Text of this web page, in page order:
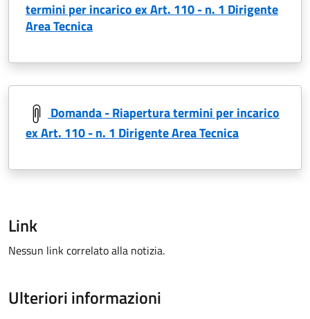
termini per incarico ex Art. 110 - n. 1 Dirigente
Area Tecnica
Domanda - Riapertura termini per incarico
ex Art. 110 - n. 1 Dirigente Area Tecnica
Link
Nessun link correlato alla notizia.
Ulteriori informazioni